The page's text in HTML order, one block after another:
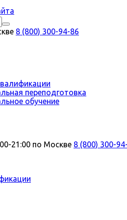
8 (800) 300-94-86
переподготовка
обучение
21:00 по Москве 8 (800) 300-